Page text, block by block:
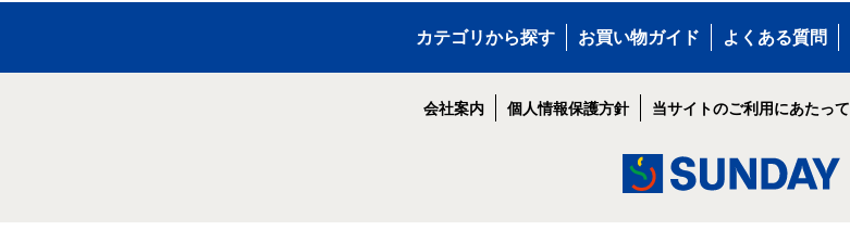
カテゴリから探す お買い物ガイド よくある質問
会社案内 個人情報保護方針 当サイトのご利用にあたって